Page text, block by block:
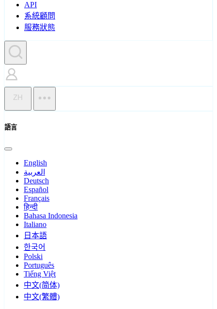
API
系統顧問
服務狀態
ZH
語言
English
العربية
Deutsch
Español
Français
हिन्दी
Bahasa Indonesia
Italiano
日本語
한국어
Polski
Português
Tiếng Việt
中文(简体)
中文(繁體)